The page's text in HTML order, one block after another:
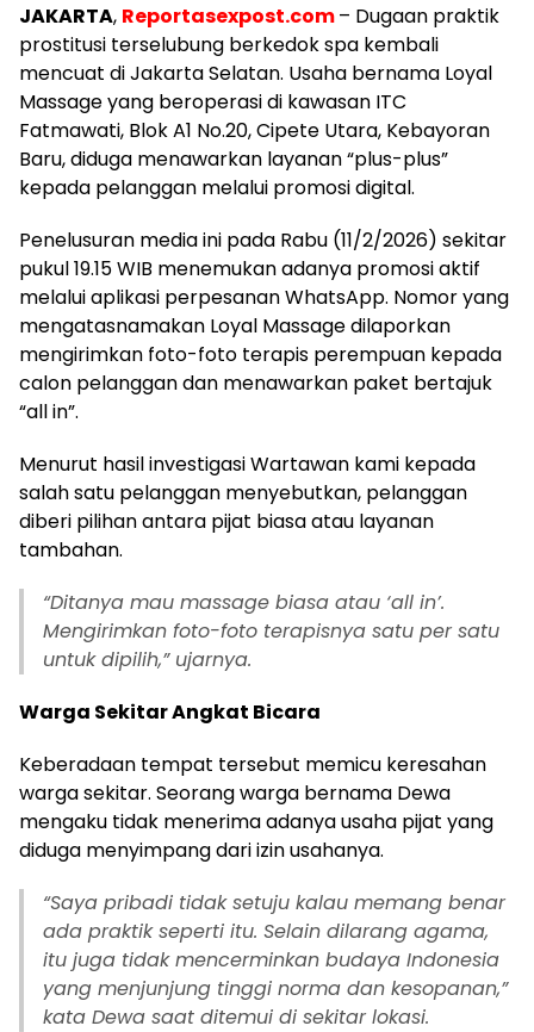
JAKARTA, Reportasexpost.com– Dugaan praktik
prostitusi terselubung berkedok spa kembali
mencuat di Jakarta Selatan. Usaha bernama Loyal
Massage yang beroperasi di kawasan ITC
Fatmawati, Blok A1 No.20, Cipete Utara, Kebayoran
Baru, diduga menawarkan layanan “plus-plus”
kepada pelanggan melalui promosi digital.
Penelusuran media ini pada Rabu (11/2/2026) sekitar
pukul 19.15 WIB menemukan adanya promosi aktif
melalui aplikasi perpesanan WhatsApp. Nomor yang
mengatasnamakan Loyal Massage dilaporkan
mengirimkan foto-foto terapis perempuan kepada
calon pelanggan dan menawarkan paket bertajuk
“all in”.
Menurut hasil investigasi Wartawan kami kepada
salah satu pelanggan menyebutkan, pelanggan
diberi pilihan antara pijat biasa atau layanan
tambahan.
“Ditanya mau massage biasa atau ‘all in’.
Mengirimkan foto-foto terapisnya satu per satu
untuk dipilih,” ujarnya.
Warga Sekitar Angkat Bicara
Keberadaan tempat tersebut memicu keresahan
warga sekitar. Seorang warga bernama Dewa
mengaku tidak menerima adanya usaha pijat yang
diduga menyimpang dari izin usahanya.
“Saya pribadi tidak setuju kalau memang benar
ada praktik seperti itu. Selain dilarang agama,
itu juga tidak mencerminkan budaya Indonesia
yang menjunjung tinggi norma dan kesopanan,”
kata Dewa saat ditemui di sekitar lokasi.